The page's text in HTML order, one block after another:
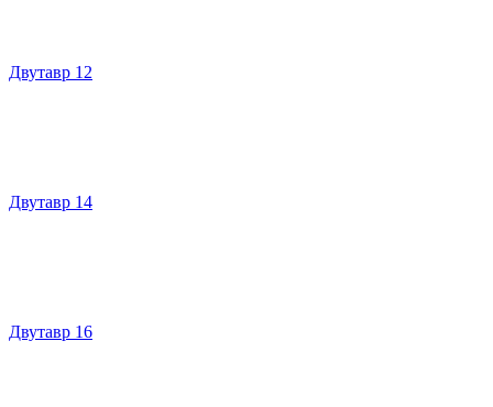
Двутавр 12
Двутавр 14
Двутавр 16